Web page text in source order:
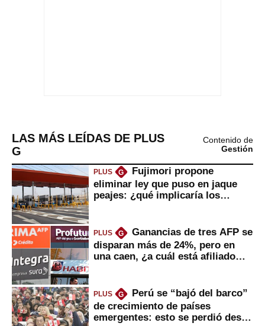
LAS MÁS LEÍDAS DE PLUS
G
Contenido de
Gestión
PLUS G
Fujimori propone
eliminar ley que puso en jaque
peajes: ¿qué implicaría los
PLUS G
Ganancias de tres AFP se
disparan más de 24%, pero en
una caen, ¿a cuál está afiliado
PLUS G
Perú se “bajó del barco”
de crecimiento de países
emergentes: esto se perdió desde